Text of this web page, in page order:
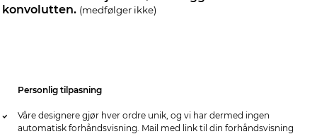
konvolutten. (medfølger ikke)
Personlig tilpasning
Våre designere gjør hver ordre unik, og vi har dermed ingen
automatisk forhåndsvisning. Mail med link til din forhåndsvisning